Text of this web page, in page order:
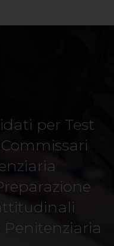
per Test
Penitenziaria